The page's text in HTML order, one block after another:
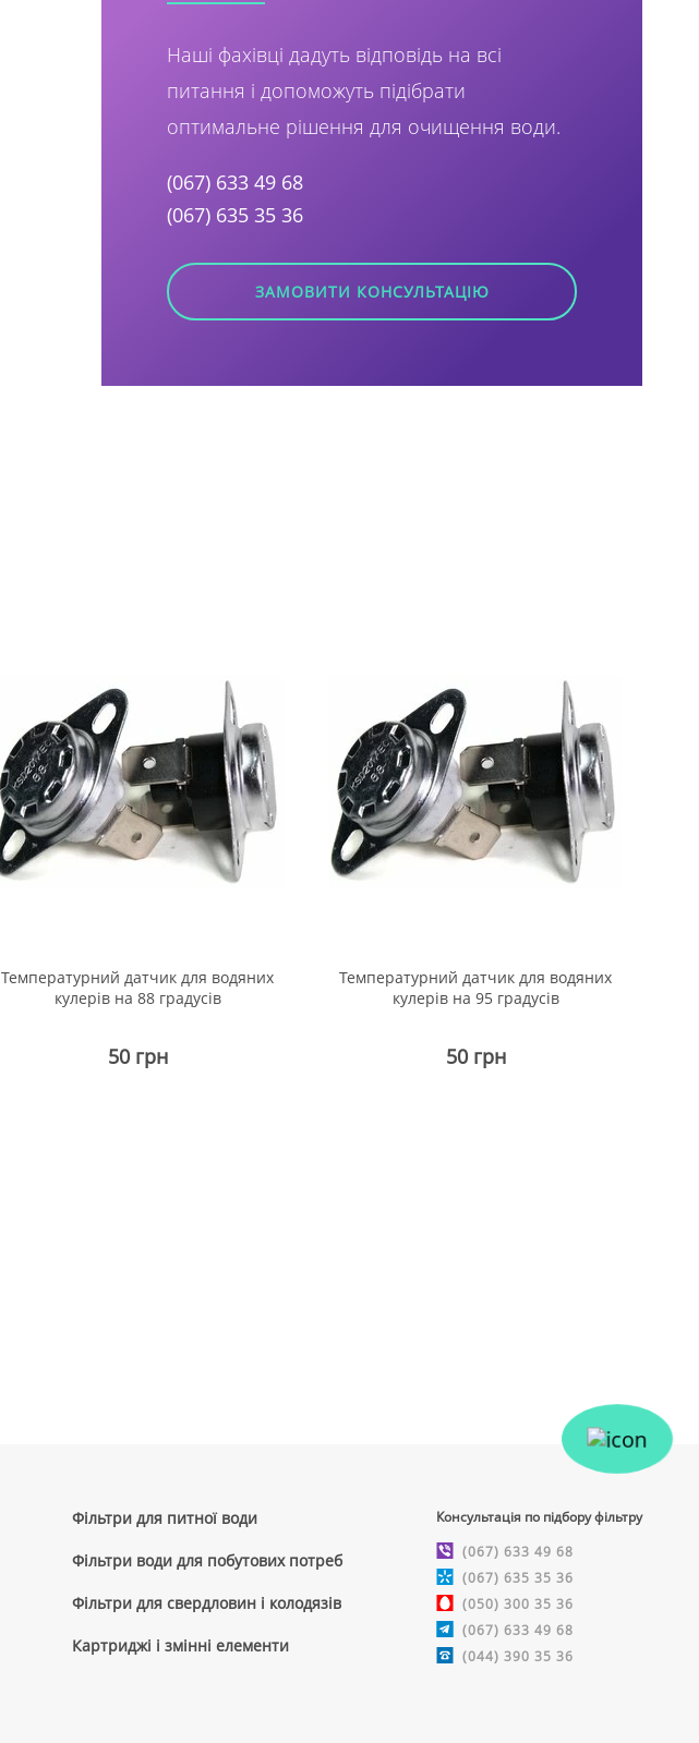
Наші фахівці дадуть відповідь на всі
питання і допоможуть підібрати
оптимальне рішення для очищення води.
(067) 633 49 68
(067) 635 35 36
ЗАМОВИТИ КОНСУЛЬТАЦІЮ
Температурний датчик для водяних
кулерів на 88 градусів
50 грн
Температурний датчик для водяних
кулерів на 95 градусів
50 грн
Фільтри для питної води
Фільтри води для побутових потреб
Фільтри для свердловин і колодязів
Картриджі і змінні елементи
Консультація по підбору фільтру
(067) 633 49 68
(067) 635 35 36
(050) 300 35 36
(067) 633 49 68
(044) 390 35 36